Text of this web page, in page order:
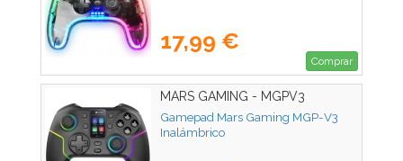
17,99 €
Comprar
MARS GAMING - MGPV3
Gamepad Mars Gaming MGP-V3
Inalámbrico